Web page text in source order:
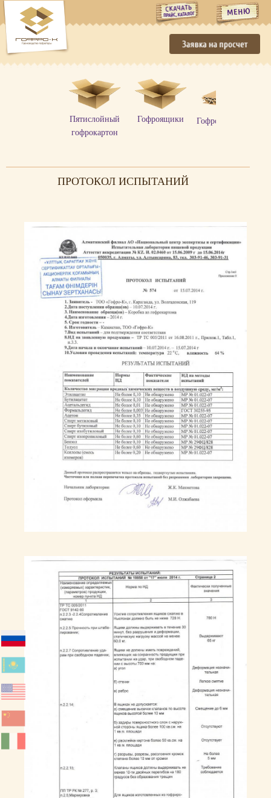
Пятислойный
гофрокартон
Гофроящики
Гофролисты,рулон
ПРОТОКОЛ ИСПЫТАНИЙ